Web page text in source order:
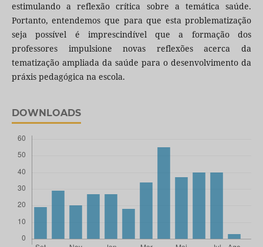
estimulando a reflexão crítica sobre a temática saúde.
Portanto, entendemos que para que esta problematização
seja possível é imprescindível que a formação dos
professores impulsione novas reflexões acerca da
tematização ampliada da saúde para o desenvolvimento da
práxis pedagógica na escola.
DOWNLOADS